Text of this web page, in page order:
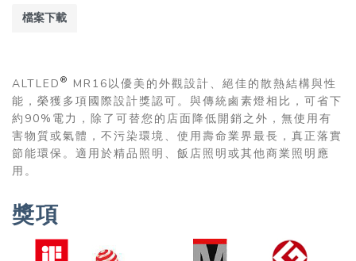
檔案下載
ALTLED ® MR16以優美的外觀設計、絕佳的散熱結構與性
能，榮獲多項國際設計獎認可。與傳統鹵素燈相比，可省下
約90%電力，除了可替您的店面降低開銷之外，無使用有
害物質或氣體，不污染環境、使用壽命業界最長，真正落實
節能環保。適用於精品照明、飯店照明或其他商業照明應
用。
獎項